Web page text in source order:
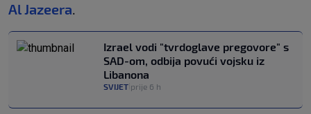
Al Jazeera.
Izrael vodi "tvrdoglave pregovore" s
SAD-om, odbija povući vojsku iz
Libanona
SVIJET prije 6 h